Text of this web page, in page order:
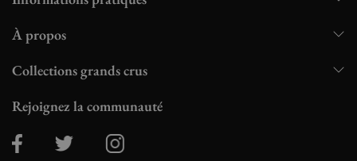
À propos
Collections grands crus
Rejoignez la communauté